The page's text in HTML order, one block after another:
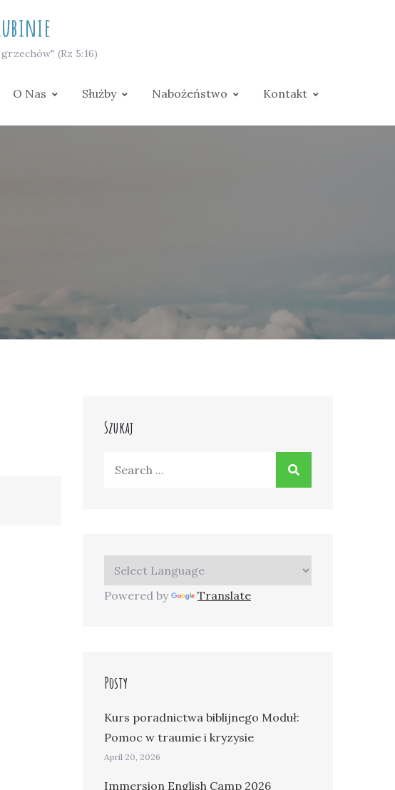
(Rz 5:16)
O Nas Służby Nabożeństwo Kontakt
Szukaj
Powered by Translate
Posty
Kurs poradnictwa biblijnego Moduł:
Pomoc w traumie i kryzysie
April 20, 2026
Immersion English Camp 2026